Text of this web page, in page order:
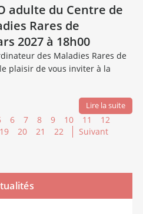
adulte du Centre de
Rares de
2027 à 18h00
des Maladies Rares de
plaisir de vous inviter à la
Lire la suite
6 7 8 9 10 11
12
19 20 21 22 Suivant